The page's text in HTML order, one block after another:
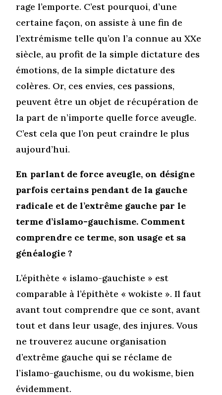
rage l’emporte. C’est pourquoi, d’une
certaine façon, on assiste à une fin de
l’extrémisme telle qu’on l’a connue au XXe
siècle, au profit de la simple dictature des
émotions, de la simple dictature des
colères. Or, ces envies, ces passions,
peuvent être un objet de récupération de
la part de n’importe quelle force aveugle.
C’est cela que l’on peut craindre le plus
aujourd’hui.
En parlant de force aveugle, on désigne
parfois certains pendant de la gauche
radicale et de l’extrême gauche par le
terme d’islamo-gauchisme. Comment
comprendre ce terme, son usage et sa
généalogie ?
L’épithète « islamo-gauchiste » est
comparable à l’épithète « wokiste ». Il faut
avant tout comprendre que ce sont, avant
tout et dans leur usage, des injures. Vous
ne trouverez aucune organisation
d’extrême gauche qui se réclame de
l’islamo-gauchisme, ou du wokisme, bien
évidemment.